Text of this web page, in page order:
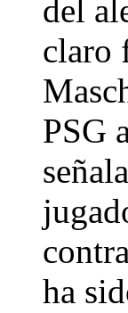
del
claro
PSG
ha